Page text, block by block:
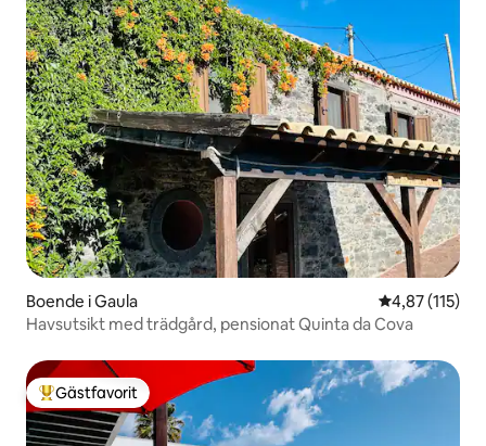
Boende i Gaula 4,87 av 5 i
4,87 (115)
Havsutsikt med trädgård, pensionat Quinta da Cova
Populär gästfavorit
Gästfavorit